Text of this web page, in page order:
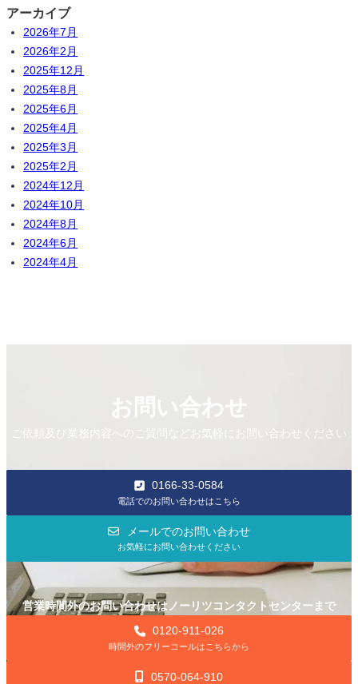
アーカイブ
2026年7月
2026年2月
2025年12月
2025年8月
2025年6月
2025年4月
2025年3月
2025年2月
2024年12月
2024年10月
2024年8月
2024年6月
2024年4月
お問い合わせ
ご依頼及び業務内容へのご質問などお気軽にお問い合わせください
0166-33-0584
電話でのお問い合わせはこちら
メールでのお問い合わせ
お気軽にお問い合わせください
営業時間外のお問い合わせはノーリツコンタクトセンターまで
0120-911-026
時間外のフリーコールはこちらから
0570-064-910